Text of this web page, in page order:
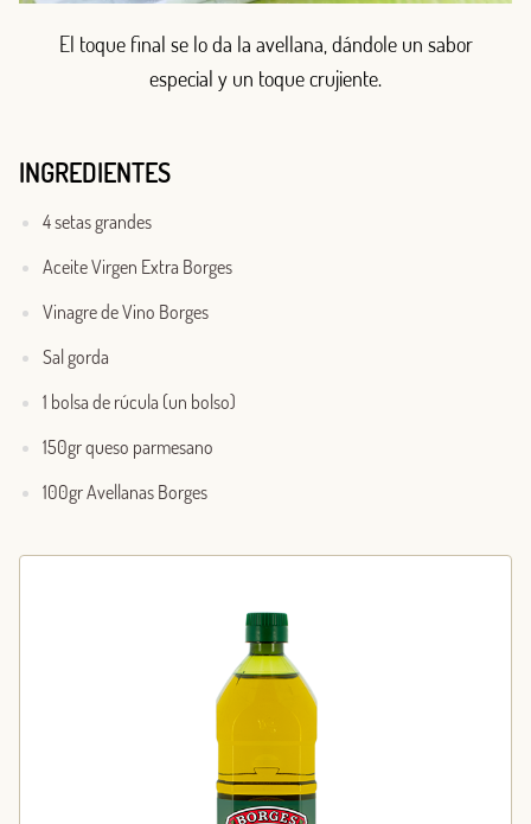
El toque final se lo da la avellana, dándole un sabor
especial y un toque crujiente.
INGREDIENTES
4 setas grandes
Aceite Virgen Extra Borges
Vinagre de Vino Borges
Sal gorda
1 bolsa de rúcula (un bolso)
150gr queso parmesano
100gr Avellanas Borges